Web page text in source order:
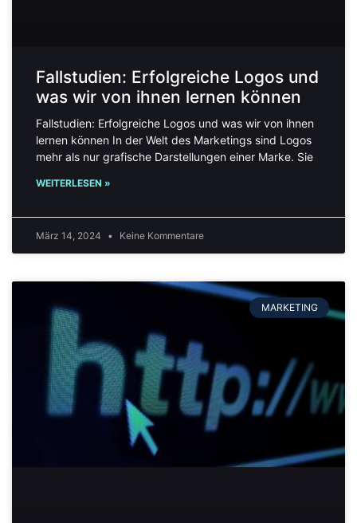
Fallstudien: Erfolgreiche Logos und
was wir von ihnen lernen können
Fallstudien: Erfolgreiche Logos und was wir von ihnen
lernen können In der Welt des Marketings sind Logos
mehr als nur grafische Darstellungen einer Marke. Sie
WEITERLESEN »
März 14, 2024 Keine Kommentare
MARKETING